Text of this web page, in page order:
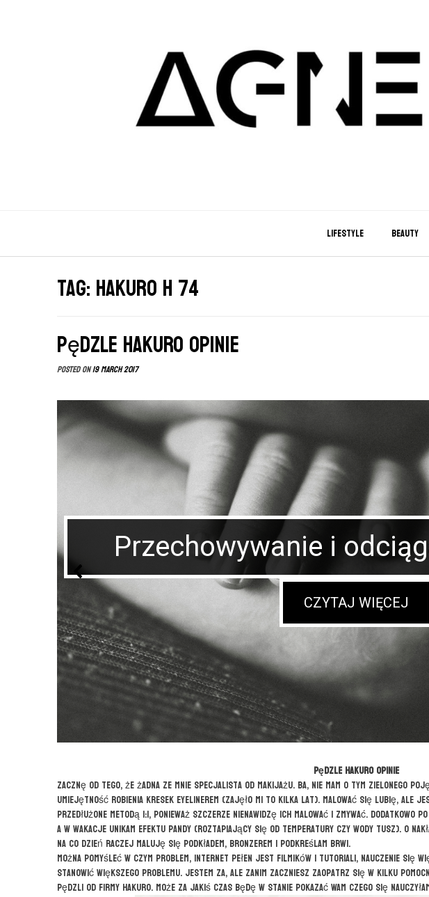
LIFESTYLE BEAUTY
Tag: hakuro h 74
Pędzle HAKURO opinie
Posted on19 March 2017
Przechowywanie i
CZYTAJ WIĘCEJ
Pędzle HAKURO opinie
Zacznę od tego, że żadna ze mnie specjalista od makijażu. Ba, nie mam o tym zielonego
umiejętność robienia kresek eyelinerem (zajęło mi to kilka lat). Malować się lubię, ale
przedłużone metodą 1:1, ponieważ szczerze nienawidzę ich malować i zmywać.
a w wakacje unikam efektu pandy (roztapiający się od temperatury czy wody tusz). O
Na co dzień raczej maluję się podkładem, bronzerem i podkreślam brwi.
Można pomyśleć w czym problem, internet pełen jest filmików i tutoriali, nauczenie się
stanowić większego problemu. Jestem za, ale zanim zaczniesz zaopatrz się w kilku
pędzli od firmy Hakuro. Może za jakiś czas będę w stanie pokazać Wam czego się